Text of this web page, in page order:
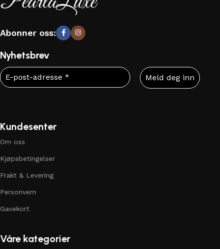
Abonner oss:
Nyhetsbrev
Kundesenter
Om oss
Kjøpsbetingelser
Frakt & Levering
Personvern
Gavekort
Våre kategorier